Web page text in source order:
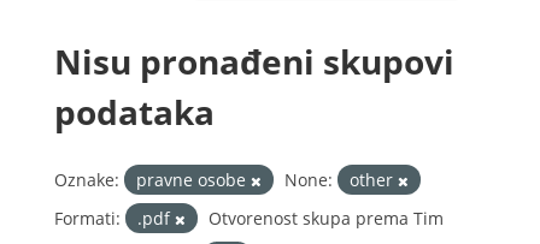
Nisu pronađeni skupovi
podataka
Oznake: pravne osobe None:
other
Formati:
.pdf
Otvorenost skupa prema Tim